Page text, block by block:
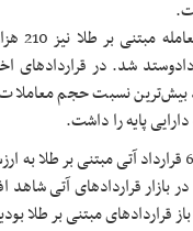
دادوستد شد. در
با 2 درصد بیش‌ترین نسبت حجم
پایه را داشت.
مبتنی بر طلا